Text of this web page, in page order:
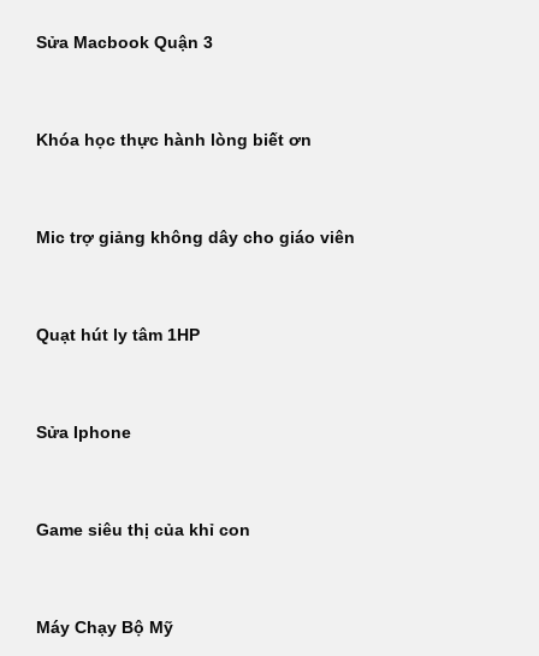
Sửa Macbook Quận 3
Khóa học thực hành lòng biết ơn
Mic trợ giảng không dây cho giáo viên
Quạt hút ly tâm 1HP
Sửa Iphone
Game siêu thị của khỉ con
Máy Chạy Bộ Mỹ